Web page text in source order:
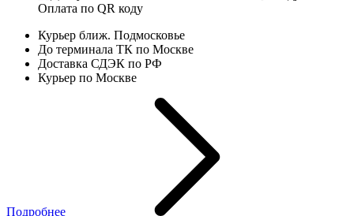
Оплата по QR коду
Курьер ближ. Подмосковье
До терминала ТК по Москве
Доставка СДЭК по РФ
Курьер по Москве
Подробнее